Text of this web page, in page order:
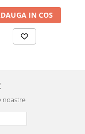
IN COS
noastre